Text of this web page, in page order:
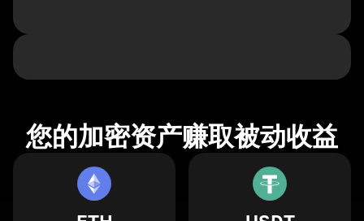
您的加密资产赚取被动收益